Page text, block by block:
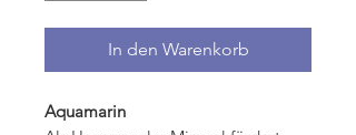
In den Warenkorb
Aquamarin